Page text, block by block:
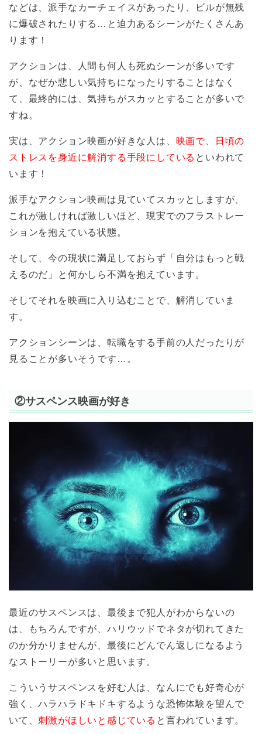
などは、派手なカーチェイスがあったり、ビルが無残
に爆破されたりする…と迫力あるシーンがたくさんあ
ります！
アクションは、人間も何人も死ぬシーンが多いです
が、なぜか悲しい気持ちになったりすることはなく
て、最終的には、気持ちがスカッとすることが多いで
すね。
実は、アクション映画が好きな人は、 映画で、日頃の
ストレスを身近に解消する手段にしている といわれて
います！
派手なアクション映画は見ていてスカッとしますが、
これが激しければ激しいほど、現実でのフラストレー
ションを抱えている状態。
そして、今の現状に満足しておらず「自分はもっと戦
えるのだ」と何かしら不満を抱えています。
そしてそれを映画に入り込むことで、解消していま
す。
アクションシーンは、転職をする手前の人だったりが
見ることが多いそうです…。
②サスペンス映画が好き
最近のサスペンスは、最後まで犯人がわからないの
は、もちろんですが、ハリウッドでネタが切れてきた
のか分かりませんが、最後にどんでん返しになるよう
なストーリーが多いと思います。
こういうサスペンスを好む人は、なんにでも好奇心が
強く、ハラハラドキドキするような恐怖体験を望んで
いて、刺激がほしいと感じている と言われています。